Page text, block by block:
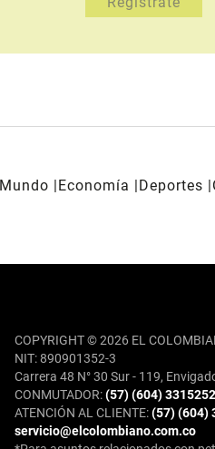
Mundo Economía Deportes
COPYRIGHT © 2026 EL
NIT: 890901352-3
Carrera 48 N° 30 Sur - 119,
CONMUTADOR:(57) (604) 3315252
ATENCIÓN AL CLIENTE:(57) (604)
servicio@elcolombiano.com.co